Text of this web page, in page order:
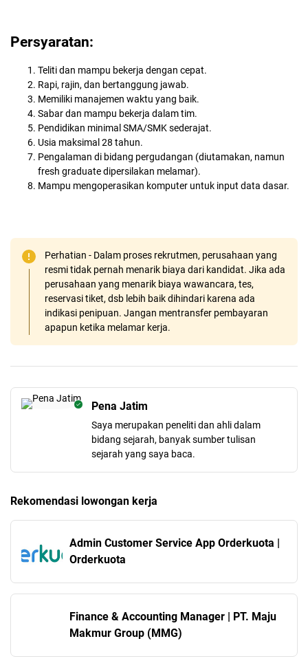
Persyaratan:
Teliti dan mampu bekerja dengan cepat.
Rapi, rajin, dan bertanggung jawab.
Memiliki manajemen waktu yang baik.
Sabar dan mampu bekerja dalam tim.
Pendidikan minimal SMA/SMK sederajat.
Usia maksimal 28 tahun.
Pengalaman di bidang pergudangan (diutamakan, namun
fresh graduate dipersilakan melamar).
Mampu mengoperasikan komputer untuk input data dasar.
Perhatian - Dalam proses rekrutmen, perusahaan yang
resmi tidak pernah menarik biaya dari kandidat. Jika ada
perusahaan yang menarik biaya wawancara, tes,
reservasi tiket, dsb lebih baik dihindari karena ada
indikasi penipuan. Jangan mentransfer pembayaran
apapun ketika melamar kerja.
Pena Jatim
Saya merupakan peneliti dan ahli dalam
bidang sejarah, banyak sumber tulisan
sejarah yang saya baca.
Rekomendasi lowongan kerja
Admin Customer Service App Orderkuota |
Orderkuota
Finance & Accounting Manager | PT. Maju
Makmur Group (MMG)